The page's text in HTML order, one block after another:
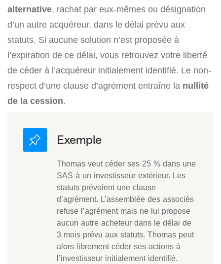
alternative, rachat par eux-mêmes ou désignation
d’un autre acquéreur, dans le délai prévu aux
statuts. Si aucune solution n’est proposée à
l’expiration de ce délai, vous retrouvez votre liberté
de céder à l’acquéreur initialement identifié. Le non-
respect d’une clause d’agrément entraîne la nullité
de la cession.
Thomas veut céder ses 25 % dans une
SAS à un investisseur extérieur. Les
statuts prévoient une clause
d’agrément. L’assemblée des associés
refuse l’agrément mais ne lui propose
aucun autre acheteur dans le délai de
3 mois prévu aux statuts. Thomas peut
alors librement céder ses actions à
l’investisseur initialement identifié.